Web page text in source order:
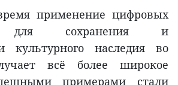
применение цифровых
для сохранения и
культурного наследия во
всё более широкое
примерами стали